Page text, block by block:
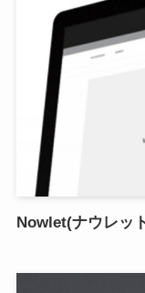
Nowlet(ナウレッ